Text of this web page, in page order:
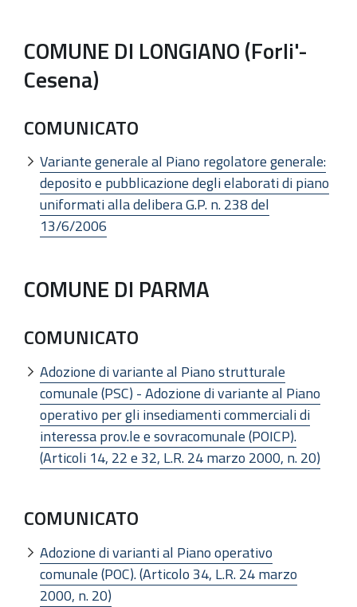
COMUNE DI LONGIANO (Forli'-
Cesena)
COMUNICATO
Variante generale al Piano regolatore generale:
deposito e pubblicazione degli elaborati di piano
uniformati alla delibera G.P. n. 238 del
13/6/2006
COMUNE DI PARMA
COMUNICATO
Adozione di variante al Piano strutturale
comunale (PSC) - Adozione di variante al Piano
operativo per gli insediamenti commerciali di
interessa prov.le e sovracomunale (POICP).
(Articoli 14, 22 e 32, L.R. 24 marzo 2000, n. 20)
COMUNICATO
Adozione di varianti al Piano operativo
comunale (POC). (Articolo 34, L.R. 24 marzo
2000, n. 20)